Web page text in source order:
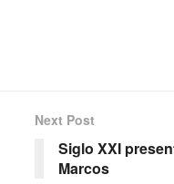
Next Post
Siglo XXI
Marcos